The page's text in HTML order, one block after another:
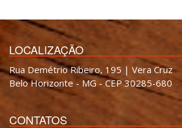
LOCALIZAÇÃO
Rua Demétrio Ribeiro, 195 | Vera Cruz
Belo Horizonte - MG - CEP 30285-680
CONTATOS